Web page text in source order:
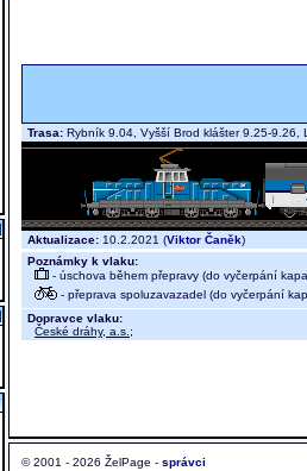
Trasa: Rybník 9.04, Vyšší Brod klášter 9.25-
Aktualizace: 10.2.2021 (Viktor Čaněk)
Poznámky k vlaku:
- úschova během přepravy (do vyčerpání
- přeprava spoluzavazadel (do vyčerpání
Dopravce vlaku:
České dráhy, a.s. ;
© 2001 - 2026 ŽelPage - správci